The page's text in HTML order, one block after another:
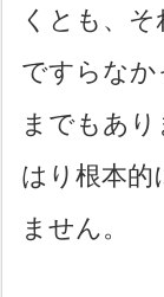
くとも、
ですらなか
までもあ
はり根本的
ません。